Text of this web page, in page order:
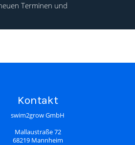
Terminen und
Kontakt
swim2grow GmbH
Mallaustraße 72
68219 Mannheim